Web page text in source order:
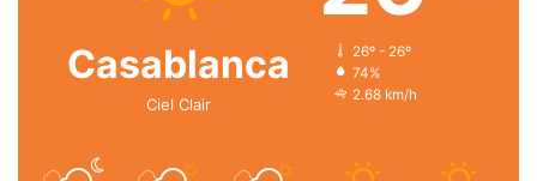
Casablanca
Ciel Clair
26º - 26º
74%
2.68 km/h